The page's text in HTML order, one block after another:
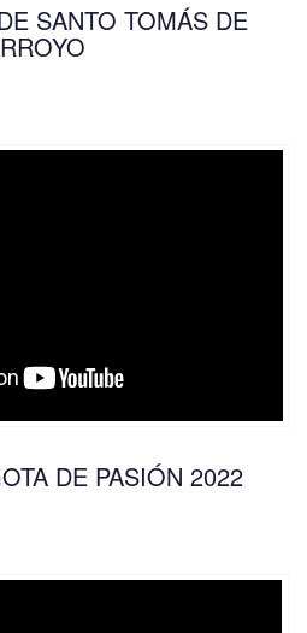
SANTO TOMÁS DE
DE PASIÓN 2022